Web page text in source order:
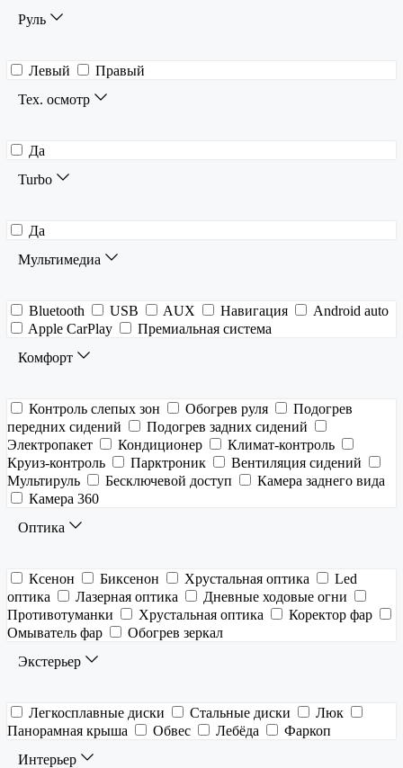
Руль
Левый
Правый
Тех. осмотр
Да
Turbo
Да
Мультимедиа
Bluetooth USB AUX Навигация
Android auto
Apple CarPlay
Премиальная система
Комфорт
Контроль слепых зон Обогрев руля
Подогрев
передних сидений
Подогрев задних сидений
Электропакет
Кондиционер
Климат-контроль
Круиз-контроль
Парктроник
Вентиляция сидений
Мультируль
Бесключевой доступ
Камера заднего вида
Камера 360
Оптика
Ксенон Биксенон Хрустальная оптика
Led
оптика
Лазерная оптика
Дневные ходовые огни
Противотуманки
Хрустальная оптика
Коректор фар
Омыватель фар
Обогрев зеркал
Экстерьер
Легкосплавные диски Стальные диски
Люк
Панорамная крыша
Обвес Лебёда
Фаркоп
Интерьер